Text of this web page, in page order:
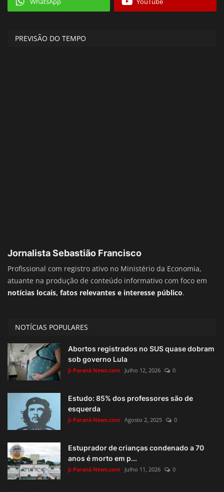
PREVISÃO DO TEMPO
Jornalista Sebastião Francisco
Profissional com registro ativo no Ministério da Economia,
atuante na produção de conteúdo informativo com foco em
notícias locais, fatos relevantes e interesse público.
NOTÍCIAS POPULARES
Abortos registrados no SUS quase dobram
sob governo Lula
Ji-Paraná News.com Julho 12, 2026 0
Estudo: 85% dos professores são de
esquerda
Ji-Paraná News.com Agosto 2, 2025 0
Estuprador de crianças condenado a 70
anos é morto em p...
Ji-Paraná News.com Julho 11, 2026 0